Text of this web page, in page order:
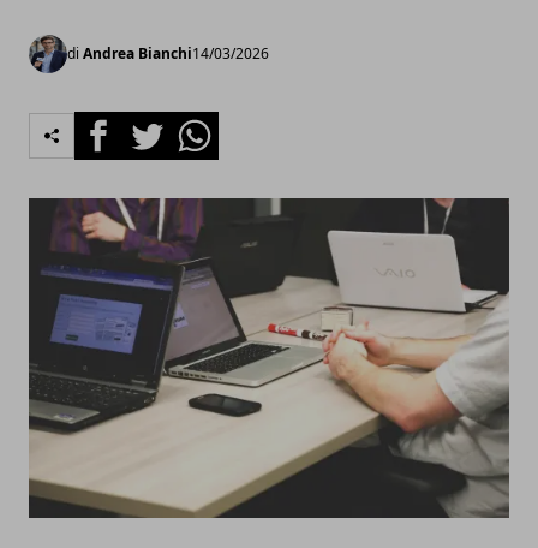
di Andrea Bianchi14/03/2026
FacebookTwitterWhatsapp